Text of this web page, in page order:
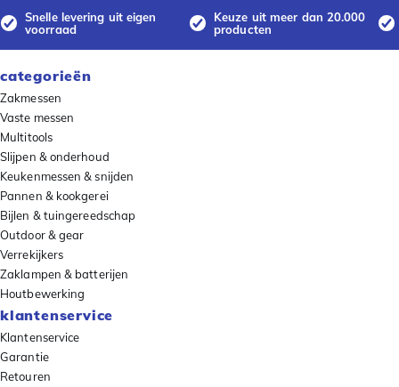
Snelle levering uit eigen
voorraad
Keuze uit meer dan 20.000
producten
categorieën
Zakmessen
Vaste messen
Multitools
Slijpen & onderhoud
Keukenmessen & snijden
Pannen & kookgerei
Bijlen & tuingereedschap
Outdoor & gear
Verrekijkers
Zaklampen & batterijen
Houtbewerking
klantenservice
Klantenservice
Garantie
Retouren